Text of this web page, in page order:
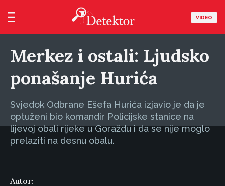
VIDEO
Merkez i ostali: Ljudsko
ponašanje Hurića
Svjedok Odbrane Ešefa Hurića izjavio je da je
optuženi bio komandir Policijske stanice na
lijevoj obali rijeke u Goraždu i da se nije moglo
prelaziti na desnu obalu.
Autor: